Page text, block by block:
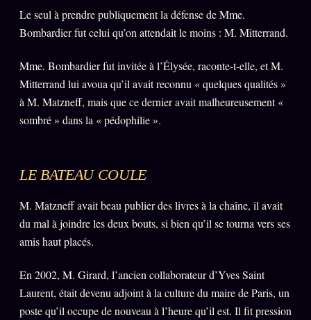
Le seul à prendre publiquement la défense de Mme.
Bombardier fut celui qu’on attendait le moins : M. Mitterrand.
Mme. Bombardier fut invitée à l’Élysée, raconte-t-elle, et M.
Mitterrand lui avoua qu’il avait reconnu « quelques qualités »
à M. Matzneff, mais que ce dernier avait malheureusement «
sombré » dans la « pédophilie ».
LE BATEAU COULE
M. Matzneff avait beau publier des livres à la chaîne, il avait
du mal à joindre les deux bouts, si bien qu’il se tourna vers ses
amis haut placés.
En 2002, M. Girard, l’ancien collaborateur d’Yves Saint
Laurent, était devenu adjoint à la culture du maire de Paris, un
poste qu’il occupe de nouveau à l’heure qu’il est. Il fit pression